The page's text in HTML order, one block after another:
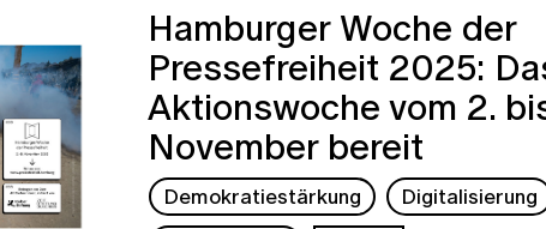
Hamburger Woche der
Pressefreiheit 2025:
Aktionswoche vom 2.
November bereit
Demokratiestärkung Digitalisierung